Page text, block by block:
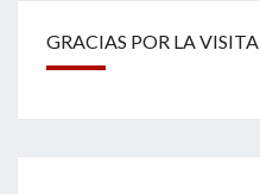
GRACIAS POR LA VISITA